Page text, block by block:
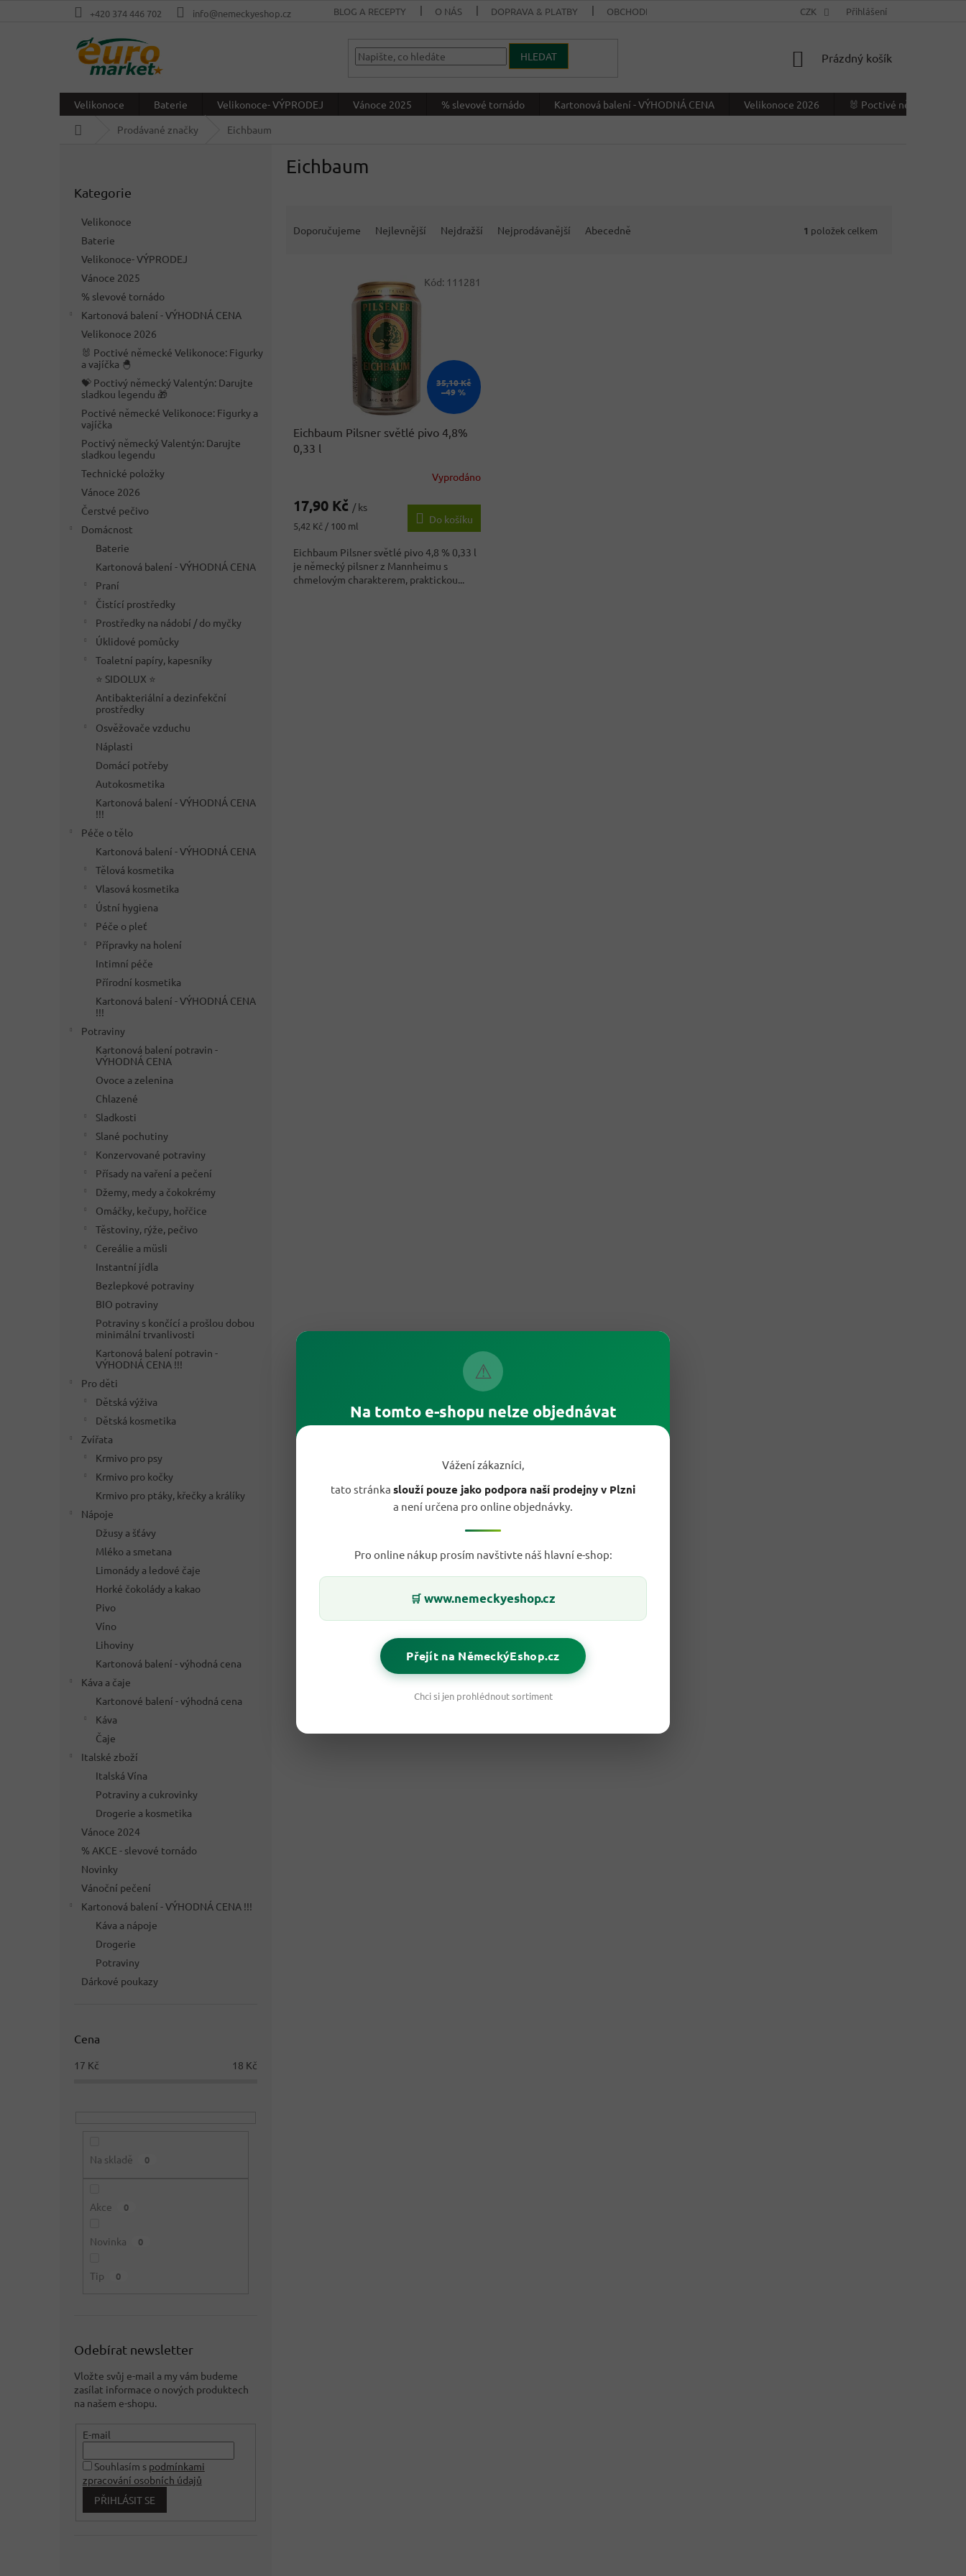
⚠
Na tomto e-shopu nelze objednávat
Vážení zákazníci,
tato stránka slouží pouze jako podpora naší prodejny v Plzni
a není určena pro online objednávky.
Pro online nákup prosím navštivte náš hlavní e-shop:
🛒 www.nemeckyeshop.cz
Přejít na NěmeckýEshop.cz
Chci si jen prohlédnout sortiment
+420 374 446 702 info@nemeckyeshop.cz BLOG A RECEPTY O NÁS DOPRAVA & PLATBY OBCHODNÍ PODMÍNKY VÝDEJNÍ MÍSTO
CZK Přihlášení
HLEDAT
NÁKUPNÍ
Prázdný košík
Velikonoce Baterie Velikonoce- VÝPRODEJ Vánoce 2025 % slevové tornádo Kartonová balení - VÝHODNÁ CENA Velikonoce 2026
🐰 Poctivé německé
Prodávané značky Eichbaum
kategorie
Kategorie
Velikonoce
Baterie
Velikonoce- VÝPRODEJ
Vánoce 2025
% slevové tornádo
Kartonová balení - VÝHODNÁ CENA
Velikonoce 2026
🐰 Poctivé německé Velikonoce: Figurky
a vajíčka 🐣
💝 Poctivý německý Valentýn: Darujte
sladkou legendu 🎁
Poctivé německé Velikonoce: Figurky a
vajíčka
Poctivý německý Valentýn: Darujte
sladkou legendu
Technické položky
Vánoce 2026
Čerstvé pečivo
Domácnost
Baterie
Kartonová balení - VÝHODNÁ CENA
Praní
Čistící prostředky
Prostředky na nádobí / do myčky
Úklidové pomůcky
Toaletní papíry, kapesníky
⭐ SIDOLUX ⭐
Antibakteriální a dezinfekční
prostředky
Osvěžovače vzduchu
Náplasti
Domácí potřeby
Autokosmetika
Kartonová balení - VÝHODNÁ CENA
!!!
Péče o tělo
Kartonová balení - VÝHODNÁ CENA
Tělová kosmetika
Vlasová kosmetika
Ústní hygiena
Péče o pleť
Přípravky na holení
Intimní péče
Přírodní kosmetika
Kartonová balení - VÝHODNÁ CENA
!!!
Potraviny
Kartonová balení potravin -
VÝHODNÁ CENA
Ovoce a zelenina
Chlazené
Sladkosti
Slané pochutiny
Konzervované potraviny
Přísady na vaření a pečení
Džemy, medy a čokokrémy
Omáčky, kečupy, hořčice
Těstoviny, rýže, pečivo
Cereálie a müsli
Instantní jídla
Bezlepkové potraviny
BIO potraviny
Potraviny s končící a prošlou dobou
minimální trvanlivosti
Kartonová balení potravin -
VÝHODNÁ CENA !!!
Pro děti
Dětská výživa
Dětská kosmetika
Zvířata
Krmivo pro psy
Krmivo pro kočky
Krmivo pro ptáky, křečky a králíky
Nápoje
Džusy a šťávy
Mléko a smetana
Limonády a ledové čaje
Horké čokolády a kakao
Pivo
Víno
Lihoviny
Kartonová balení - výhodná cena
Káva a čaje
Kartonové balení - výhodná cena
Káva
Čaje
Italské zboží
Italská Vína
Potraviny a cukrovinky
Drogerie a kosmetika
Vánoce 2024
% AKCE - slevové tornádo
Novinky
Vánoční pečení
Kartonová balení - VÝHODNÁ CENA !!!
Káva a nápoje
Drogerie
Potraviny
Dárkové poukazy
Cena
17 Kč 18 Kč
Na skladě 0
Akce 0
Novinka 0
Tip 0
Odebírat newsletter
Vložte svůj e-mail a my vám budeme
zasílat informace o nových produktech
na našem e-shopu.
E-mail
Souhlasím s podmínkami
zpracování osobních údajů
PŘIHLÁSIT SE
Eichbaum
Doporučujeme Nejlevnější Nejdražší Nejprodávanější Abecedně 1 položek celkem
35,10 Kč
–49 %
Eichbaum Pilsner světlé pivo 4,8%
0,33 l
Vyprodáno
17,90 Kč / ks
Měrná
5,42 Kč / 100 ml
Do košíku
Eichbaum Pilsner světlé pivo 4,8 % 0,33 l
je německý pilsner z Mannheimu s
chmelovým charakterem, praktickou...
Kód: 111281